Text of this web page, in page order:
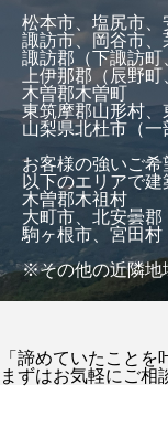
松本市、塩尻市、
諏訪市、岡谷市
諏訪郡（下諏訪
上伊那郡（辰野町
木曽郡木曽町
東筑摩郡山形村
山梨県北杜市（一
お客様の強いご希
以下のエリアで
木曽郡木祖村
大町市、北安曇郡
駒ヶ根市、宮田村
※その他の近隣地
「諦めていたこと
まずはお気軽にご相